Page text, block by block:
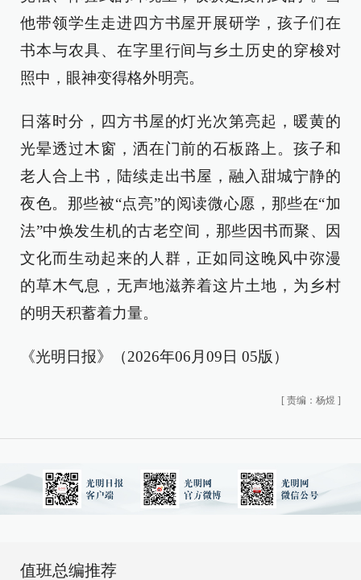
他带领学生走进四方书屋开展研学，孩子们在
书本与农具、在字里行间与乡土历史的穿梭对
照中，眼神变得格外明亮。
日落时分，四方书屋的灯光次第亮起，暖黄的
光晕透过木窗，洒在门前的石板路上。孩子和
老人合上书，陆续走出书屋，融入甜城宁静的
夜色。那些被“点亮”的阅读微心愿，那些在“加
法”中焕发生机的古老空间，那些因书而聚、因
文化而生动起来的人群，正如同这晚风中弥漫
的草木气息，无声地滋养着这片土地，为乡村
的明天积蓄着力量。
《光明日报》（2026年06月09日 05版）
[ 责编：杨煜 ]
值班总编推荐